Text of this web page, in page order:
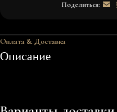
Поделиться:
Оплата & Доставка
Описание